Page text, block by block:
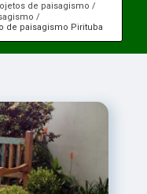
de paisagismo
de paisagismo Pirituba